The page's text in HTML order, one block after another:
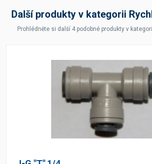
Další produkty v kategorii
Prohlédněte si další 4 podobné produkty v